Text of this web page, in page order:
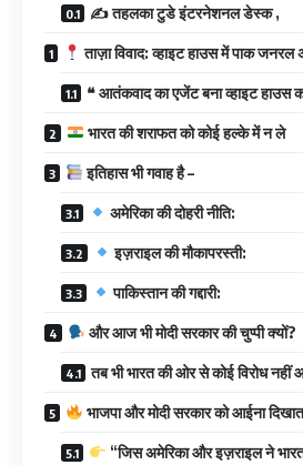
✍️ तहलका टुडे इंटरनेशनल डेस्क ,
ताज़ा विवाद: व्हाइट हाउस में पाक जनरल
❝ आतंकवाद का एजेंट बना व्हाइट हाउस
भारत की शराफत को कोई हल्के में न ले
इतिहास भी गवाह है –
अमेरिका की दोहरी नीति:
इज़राइल की मौकापरस्ती:
पाकिस्तान की गद्दारी:
और आज भी मोदी सरकार की चुप्पी क्यों?
तब भी भारत की ओर से कोई विरोध नहीं
भाजपा और मोदी सरकार को आईना
“जिस अमेरिका और इज़राइल ने